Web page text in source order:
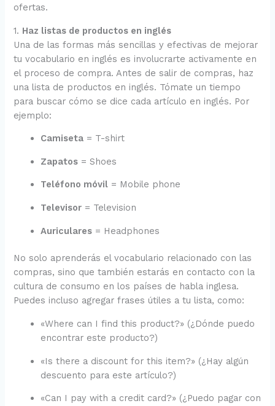
ofertas.
1. Haz listas de productos en inglés
Una de las formas más sencillas y efectivas de mejorar
tu vocabulario en inglés es involucrarte activamente en
el proceso de compra. Antes de salir de compras, haz
una lista de productos en inglés. Tómate un tiempo
para buscar cómo se dice cada artículo en inglés. Por
ejemplo:
Camiseta = T-shirt
Zapatos = Shoes
Teléfono móvil = Mobile phone
Televisor = Television
Auriculares = Headphones
No solo aprenderás el vocabulario relacionado con las
compras, sino que también estarás en contacto con la
cultura de consumo en los países de habla inglesa.
Puedes incluso agregar frases útiles a tu lista, como:
«Where can I find this product?» (¿Dónde puedo
encontrar este producto?)
«Is there a discount for this item?» (¿Hay algún
descuento para este artículo?)
«Can I pay with a credit card?» (¿Puedo pagar con